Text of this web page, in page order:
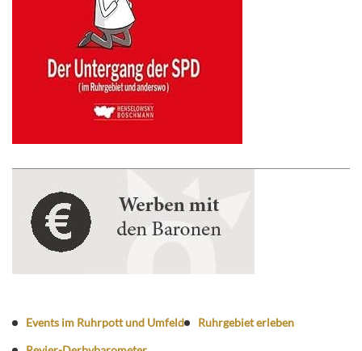
Events im Ruhrpott und Umfeld
Ruhrgebiet erleben